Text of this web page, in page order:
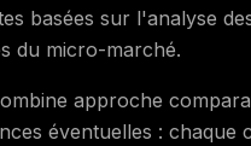
basées sur l'analyse
du micro-marché.
approche
éventuelles :